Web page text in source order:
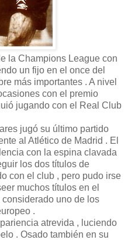
la Champions League con
un fijo en el once del
más importantes . A nivel
con el premio
jugando con el Real Club
jugó su último partido
al Atlético de Madrid . El
con la espina clavada
los dos títulos de
con el club , pero pudo irse
muchos títulos en el
uno de los
.
atrevida , luciendo
. Osado también en su